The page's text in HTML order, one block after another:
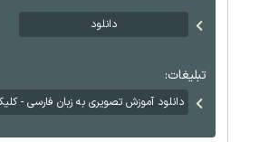
دانلود
تبلیغات:
دانلود آموزش تصویری به زبان فارسی -